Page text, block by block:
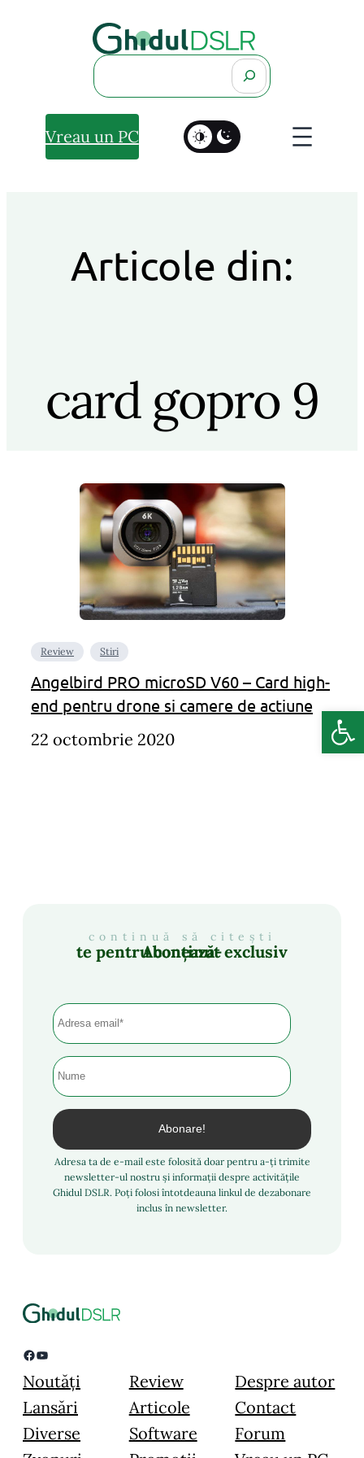
Search
Vreau un PC
Articole din:
card gopro 9
Review Stiri
Angelbird PRO microSD V60 – Card high-
end pentru drone si camere de actiune
22 octombrie 2020
continuă să citești
Abonează-te pentru conținut exclusiv
Adresa ta de e-mail este folosită doar pentru a-ți trimite
newsletter-ul nostru și informații despre activitățile
Ghidul DSLR. Poți folosi întotdeauna linkul de dezabonare
inclus în newsletter.
Facebook YouTube
Noutăți
Lansări
Diverse
Review
Articole
Software
Despre autor
Contact
Forum